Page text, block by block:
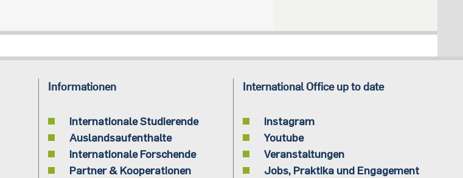
Informationen
Internationale Studierende
Auslandsaufenthalte
Internationale Forschende
Partner & Kooperationen
International Office up to date
Instagram
Youtube
Veranstaltungen
Jobs, Praktika und Engagement